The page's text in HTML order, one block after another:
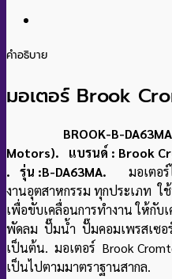
คำอธิบาย
มอเตอร์ Brook
BROOK-B-
Motors). แบรนด์ : Brook
. รุ่น :B-DA63MA.
มอเตอ
งานอุตสาหกรรม ทุกประเภท ใ
เพื่อขับเคลื่อนการทำงาน ให้กับ
พัดลม ปั๊มน้ำ ปั๊มคอมเพรสเซอร์
เป็นต้น. มอเตอร์ Brook
เป็นไปตามมาตราฐานสากล.